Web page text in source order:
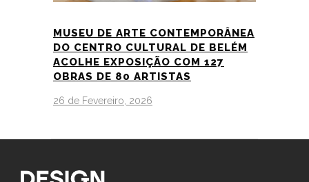
MUSEU DE ARTE CONTEMPORÂNEA
DO CENTRO CULTURAL DE BELÉM
ACOLHE EXPOSIÇÃO COM 127
OBRAS DE 80 ARTISTAS
26 de Fevereiro, 2026